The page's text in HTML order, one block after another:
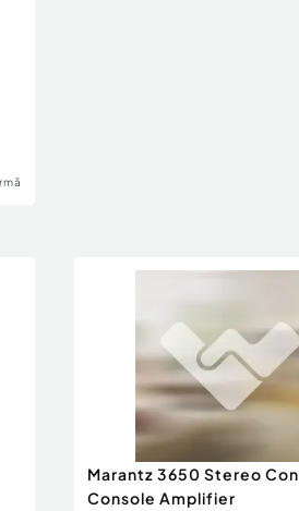
Marantz 3650 Stereo
Console Amplifier